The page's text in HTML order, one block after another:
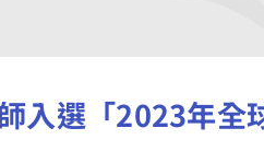
入選「2023年全